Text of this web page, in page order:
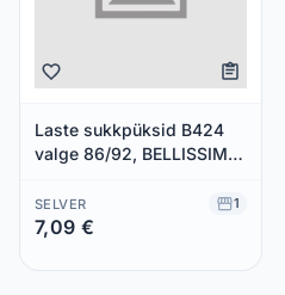
Laste sukkpüksid B424
valge 86/92, BELLISSIMA,
SELVER 1
7,09 €